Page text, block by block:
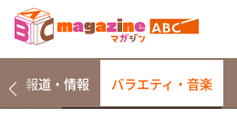
報道・情報 バラエティ・音楽